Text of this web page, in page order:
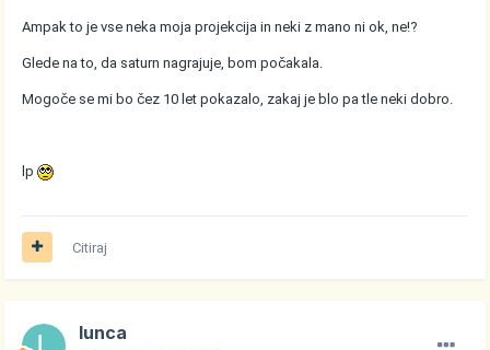
Ampak to je vse neka moja projekcija in neki z mano ni ok, ne!?
Glede na to, da saturn nagrajuje, bom počakala.
Mogoče se mi bo čez 10 let pokazalo, zakaj je blo pa tle neki dobro.
lp
Citiraj
lunca